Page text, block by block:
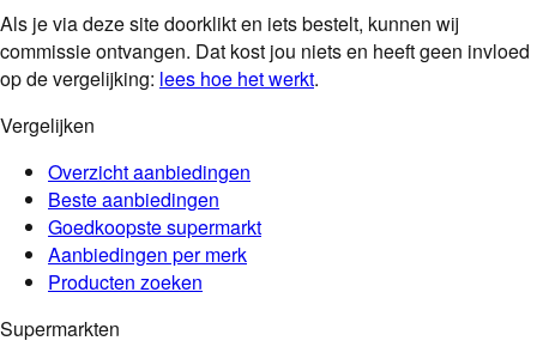
Als je via deze site doorklikt en iets bestelt, kunnen wij
commissie ontvangen. Dat kost jou niets en heeft geen invloed
op de vergelijking: lees hoe het werkt.
Vergelijken
Overzicht aanbiedingen
Beste aanbiedingen
Goedkoopste supermarkt
Aanbiedingen per merk
Producten zoeken
Supermarkten